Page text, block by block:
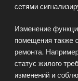
сетями
Изменение
помещения также
ремонта.
статус жилого
изменений и